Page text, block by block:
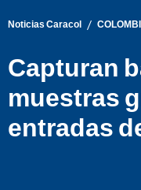
Noticias Caracol /
Capturan
muestras
entradas